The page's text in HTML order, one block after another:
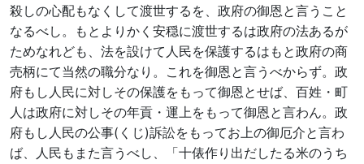
殺しの心配もなくして渡世するを、政府の御恩と言うこと
なるべし。もとよりかく安穏に渡世するは政府の法あるが
ためなれども、法を設けて人民を保護するはもと政府の商
売柄にて当然の職分なり。これを御恩と言うべからず。政
府もし人民に対しその保護をもって御恩とせば、百姓・町
人は政府に対しその年貢・運上をもって御恩と言わん。政
府もし人民の公事(くじ)訴訟をもってお上の御厄介と言わ
ば、人民もまた言うべし、「十俵作り出だしたる米のうち